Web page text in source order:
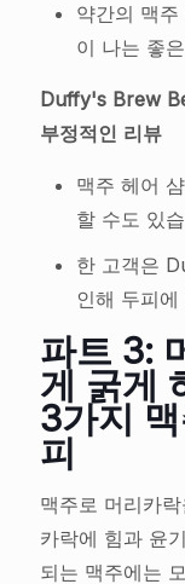
약간의 맥
이 나는 좋
Duffy's Brew
부정적인 리뷰
맥주 헤어
할 수도 있
한 고객은
인해 두피
파트 3:
게 굵게
3가지
피
맥주로 머리카
카락에 힘과 윤
되는 맥주에는